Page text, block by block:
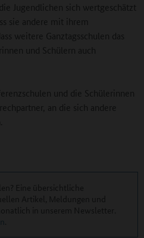
Jugendlichen sich wertgeschätzt
sie andere mit ihrem
weitere Ganztagsschulen das
und Schülern auch
und die Schülerinnen
an die sich andere